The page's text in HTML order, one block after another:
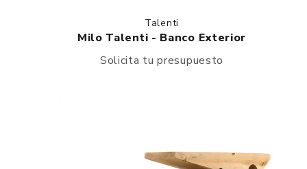
Talenti
Milo Talenti - Banco Exterior
Solicita tu presupuesto